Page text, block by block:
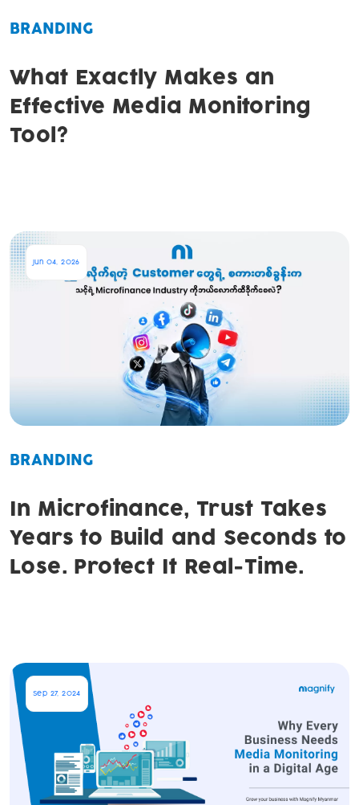
BRANDING
What Exactly Makes an
Effective Media Monitoring
Tool?
Jun 04, 2026
BRANDING
In Microfinance, Trust Takes
Years to Build and Seconds to
Lose. Protect It Real-Time.
Sep 27, 2024